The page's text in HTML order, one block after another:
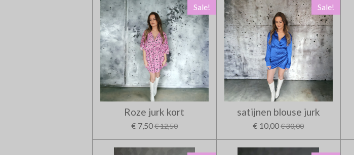
Sale!
Roze jurk kort
€ 7,50€ 12,50
Sale!
satijnen blouse jurk
€ 10,00€ 30,00